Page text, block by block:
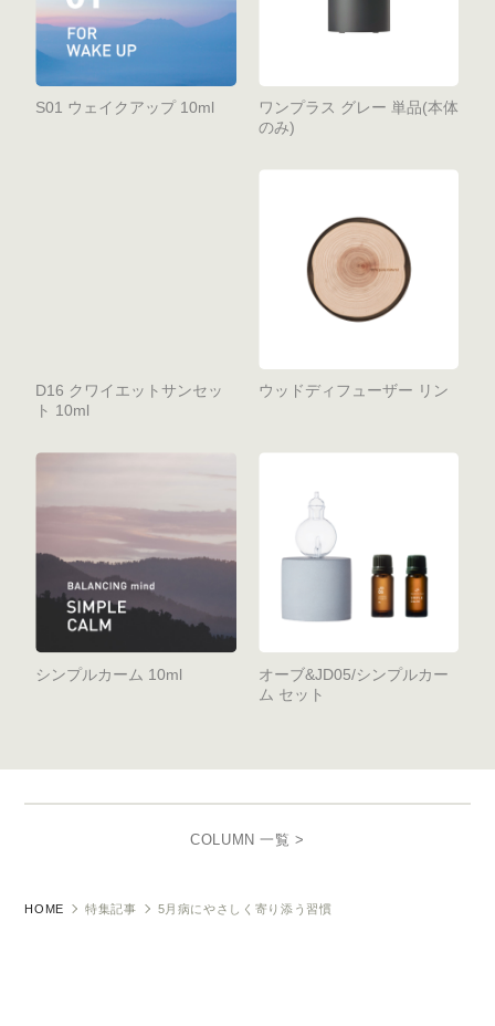
S01 ウェイクアップ 10ml
ワンプラス グレー 単品(本体
のみ)
D16 クワイエットサンセッ
ト 10ml
ウッドディフューザー リン
シンプルカーム 10ml
オーブ&JD05/シンプルカー
ム セット
COLUMN 一覧 >
HOME 特集記事 5月病にやさしく寄り添う習慣